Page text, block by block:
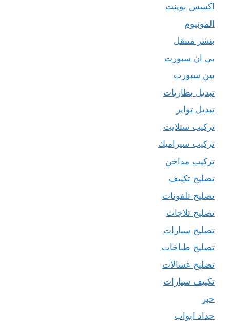
اكسس بوينت
المونيوم
بنشر متنقل
بي ان سبورت
بين سبورت
تبديل بطاريات
تبديل تواير
تركيب ستلايت
تركيب سيراميك
تركيب مداخن
تصليح تكييف
تصليح تلفونات
تصليح ثلاجات
تصليح سيارات
تصليح طباخات
تصليح غسالات
تكييف سيارات
حبر
حداد ابواب